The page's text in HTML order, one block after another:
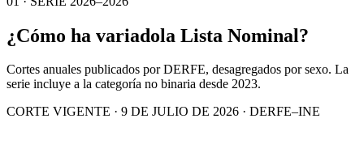
¿Cómo ha variadola Lista Nominal?
Cortes anuales publicados por DERFE, desagregados por sexo. La
serie incluye a la categoría no binaria desde 2023.
CORTE VIGENTE · 9 DE JULIO DE 2026 · DERFE–INE